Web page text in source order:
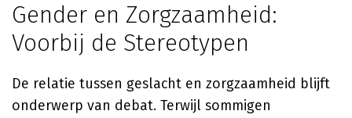
Gender en Zorgzaamheid:
Voorbij de Stereotypen
De relatie tussen geslacht en zorgzaamheid blijft
onderwerp van debat. Terwijl sommigen